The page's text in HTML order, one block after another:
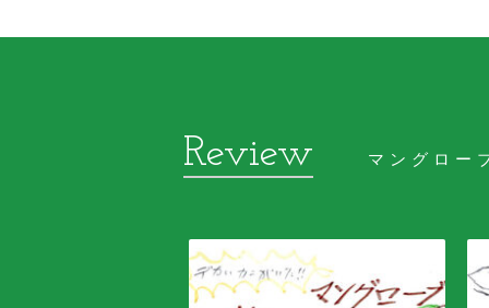
マングロー